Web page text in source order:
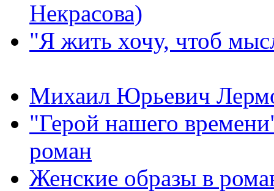
Некрасова)
"Я жить хочу, чтоб
Михаил Юрьевич
"Герой нашего
роман
Женские образы в